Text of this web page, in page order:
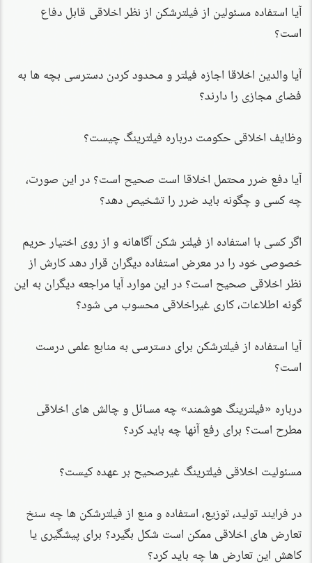
آیا استفاده مسئولین از فیلترشکن از نظر اخلاقی قابل دفاع
است؟
آیا والدین اخلاقا اجازه فیلتر و محدود کردن دسترسی بچه ها به
فضای مجازی را دارند؟
وظایف اخلاقی حکومت درباره فیلترینگ چیست؟
آیا دفع ضرر محتمل اخلاقا است صحیح است؟ در این صورت،
چه کسی و چگونه باید ضرر را تشخیص دهد؟
اگر کسی با استفاده از فیلتر شکن آگاهانه و از روی اختیار حریم
خصوصی خود را در معرض استفاده دیگران قرار دهد کارش از
نظر اخلاقی صحیح است؟ در این موارد آیا مراجعه دیگران به این
گونه اطلاعات، کاری غیراخلاقی محسوب می شود؟
آیا استفاده از فیلترشکن برای دسترسی به منابع علمی درست
است؟
درباره «فیلترینگ هوشمند» چه مسائل و چالش های اخلاقی
مطرح است؟ برای رفع آنها چه باید کرد؟
مسئولیت اخلاقی فیلترینگ غیرصحیح بر عهده کیست؟
در فرایند تولید، توزیع، استفاده و منع از فیلترشکن ها چه سنخ
تعارض های اخلاقی ممکن است شکل بگیرد؟ برای پیشگیری یا
کاهش این تعارض ها چه باید کرد؟